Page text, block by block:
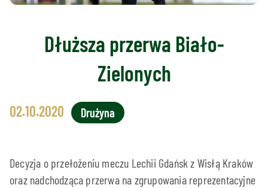
Dłuższa przerwa Biało-
Zielonych
02.10.2020 Drużyna
Decyzja o przełożeniu meczu Lechii Gdańsk z Wisłą Kraków
oraz nadchodząca przerwa na zgrupowania reprezentacyjne